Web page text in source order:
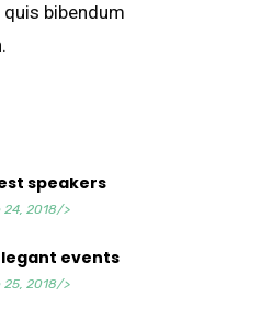
bibendum
speakers
24, 2018/>
events
25, 2018/>